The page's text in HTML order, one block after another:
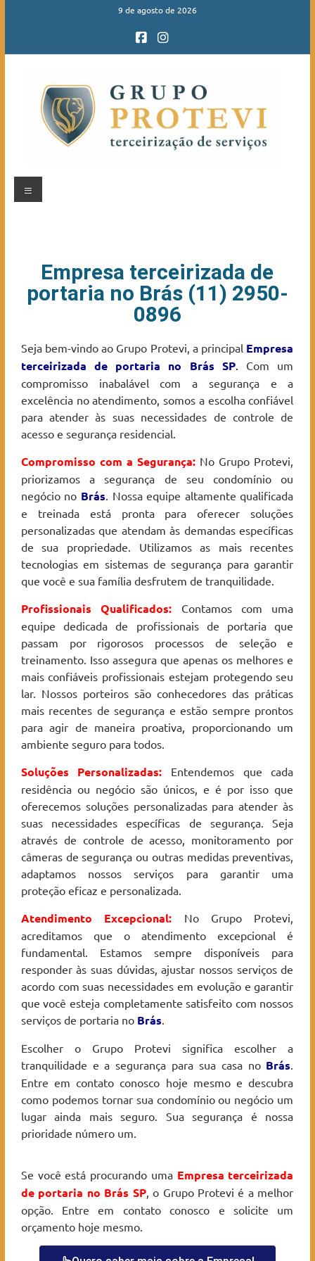
9 de agosto de 2026
Empresa terceirizada de
portaria no Brás (11) 2950-
0896
Seja bem-vindo ao Grupo Protevi, a principal Empresa
terceirizada de portaria no Brás SP.
Com um
compromisso inabalável com a segurança e a
excelência no atendimento, somos a escolha confiável
para atender às suas necessidades de controle de
acesso e segurança residencial.
Compromisso com a Segurança: No Grupo Protevi,
priorizamos a segurança de seu condomínio ou
negócio no Brás . Nossa equipe altamente qualificada
e treinada está pronta para oferecer soluções
personalizadas que atendam às demandas específicas
de sua propriedade. Utilizamos as mais recentes
tecnologias em sistemas de segurança para garantir
que você e sua família desfrutem de tranquilidade.
Profissionais Qualificados:
Contamos com uma
equipe dedicada de profissionais de portaria que
passam por rigorosos processos de seleção e
treinamento. Isso assegura que apenas os melhores e
mais confiáveis profissionais estejam protegendo seu
lar. Nossos porteiros são conhecedores das práticas
mais recentes de segurança e estão sempre prontos
para agir de maneira proativa, proporcionando um
ambiente seguro para todos.
Soluções Personalizadas: Entendemos que cada
residência ou negócio são únicos, e é por isso que
oferecemos soluções personalizadas para atender às
suas necessidades específicas de segurança. Seja
através de controle de acesso, monitoramento por
câmeras de segurança ou outras medidas preventivas,
adaptamos nossos serviços para garantir uma
proteção eficaz e personalizada.
Atendimento Excepcional: No Grupo Protevi,
acreditamos que o atendimento excepcional é
fundamental. Estamos sempre disponíveis para
responder às suas dúvidas, ajustar nossos serviços de
acordo com suas necessidades em evolução e garantir
que você esteja completamente satisfeito com nossos
serviços de portaria no Brás
Escolher o Grupo Protevi significa escolher a
tranquilidade e a segurança para sua casa no Brás
Entre em contato conosco hoje mesmo e descubra
como podemos tornar sua condomínio ou negócio um
lugar ainda mais seguro. Sua segurança é nossa
prioridade número um.
Se você está procurando uma Empresa terceirizada
de portaria no Brás SP, o Grupo Protevi é a melhor
opção. Entre em contato conosco e solicite um
orçamento hoje mesmo.